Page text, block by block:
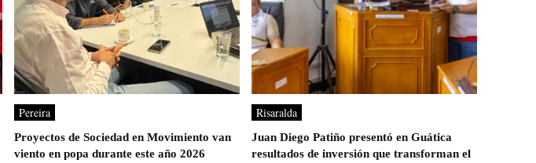
Pereira
Proyectos de Sociedad en Movimiento van
viento en popa durante este año 2026
Risaralda
Juan Diego Patiño presentó en Guática
resultados de inversión que transforman el